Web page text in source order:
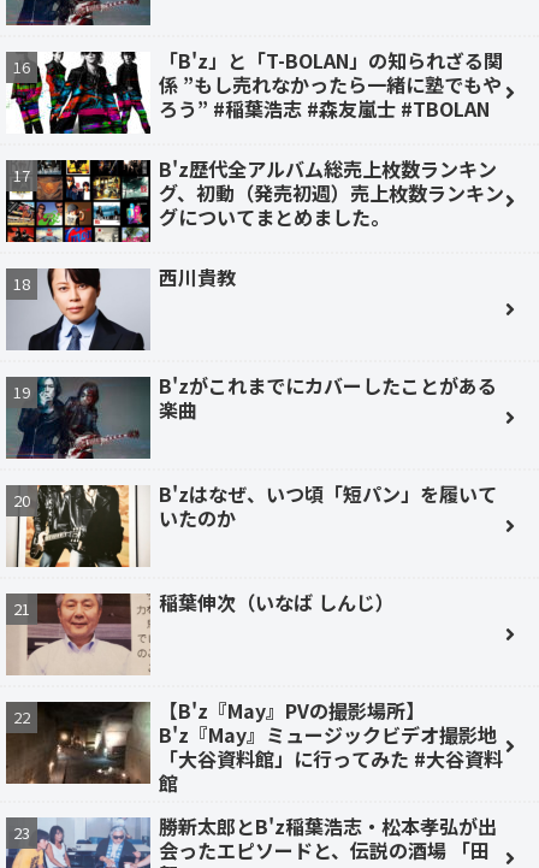
「B'z」と「T-BOLAN」の知られざる関
係 ”もし売れなかったら一緒に塾でもや
ろう” #稲葉浩志 #森友嵐士 #TBOLAN
B'z歴代全アルバム総売上枚数ランキン
グ、初動（発売初週）売上枚数ランキン
グについてまとめました。
西川貴教
B'zがこれまでにカバーしたことがある
楽曲
B'zはなぜ、いつ頃「短パン」を履いて
いたのか
稲葉伸次（いなば しんじ）
【B'z『May』PVの撮影場所】
B'z『May』ミュージックビデオ撮影地
「大谷資料館」に行ってみた #大谷資料
館
勝新太郎とB'z稲葉浩志・松本孝弘が出
会ったエピソードと、伝説の酒場 「田